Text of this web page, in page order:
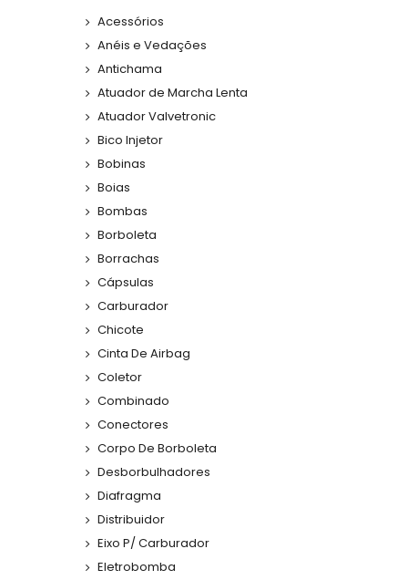
Acessórios
Anéis e Vedações
Antichama
Atuador de Marcha Lenta
Atuador Valvetronic
Bico Injetor
Bobinas
Boias
Bombas
Borboleta
Borrachas
Cápsulas
Carburador
Chicote
Cinta De Airbag
Coletor
Combinado
Conectores
Corpo De Borboleta
Desborbulhadores
Diafragma
Distribuidor
Eixo P/ Carburador
Eletrobomba